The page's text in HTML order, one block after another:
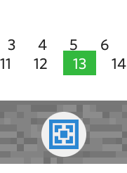
3 4 5 6
11 12 13 14